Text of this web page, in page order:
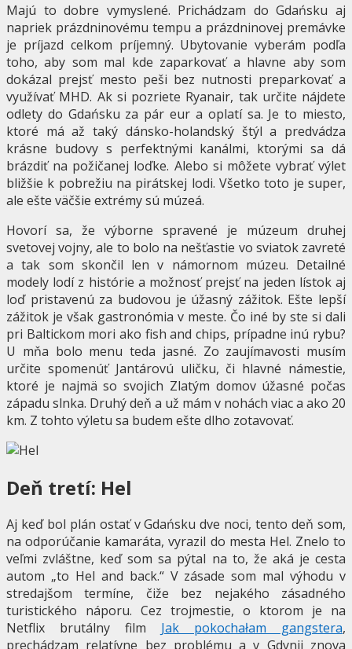
Majú to dobre vymyslené. Prichádzam do Gdańsku aj
napriek prázdninovému tempu a prázdninovej premávke
je príjazd celkom príjemný. Ubytovanie vyberám podľa
toho, aby som mal kde zaparkovať a hlavne aby som
dokázal prejsť mesto peši bez nutnosti preparkovať a
využívať MHD. Ak si pozriete Ryanair, tak určite nájdete
odlety do Gdańsku za pár eur a oplatí sa. Je to miesto,
ktoré má až taký dánsko-holandský štýl a predvádza
krásne budovy s perfektnými kanálmi, ktorými sa dá
brázdiť na požičanej loďke. Alebo si môžete vybrať výlet
bližšie k pobrežiu na pirátskej lodi. Všetko toto je super,
ale ešte väčšie extrémy sú múzeá.
Hovorí sa, že výborne spravené je múzeum druhej
svetovej vojny, ale to bolo na nešťastie vo sviatok zavreté
a tak som skončil len v námornom múzeu. Detailné
modely lodí z histórie a možnosť prejsť na jeden lístok aj
loď pristavenú za budovou je úžasný zážitok. Ešte lepší
zážitok je však gastronómia v meste. Čo iné by ste si dali
pri Baltickom mori ako fish and chips, prípadne inú rybu?
U mňa bolo menu teda jasné. Zo zaujímavosti musím
určite spomenúť Jantárovú uličku, či hlavné námestie,
ktoré je najmä so svojich Zlatým domov úžasné počas
západu slnka. Druhý deň a už mám v nohách viac a ako 20
km. Z tohto výletu sa budem ešte dlho zotavovať.
Deň tretí: Hel
Aj keď bol plán ostať v Gdańsku dve noci, tento deň som,
na odporúčanie kamaráta, vyrazil do mesta Hel. Znelo to
veľmi zvláštne, keď som sa pýtal na to, že aká je cesta
autom „to Hel and back.“ V zásade som mal výhodu v
stredajšom termíne, čiže bez nejakého zásadného
turistického náporu. Cez trojmestie, o ktorom je na
Netflix brutálny film Jak pokochałam gangstera,
prechádzam relatívne bez problému a v Gdynii znova